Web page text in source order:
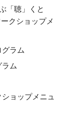
「聴」くと
クショップメ
ラム
ム
ョップメニュ